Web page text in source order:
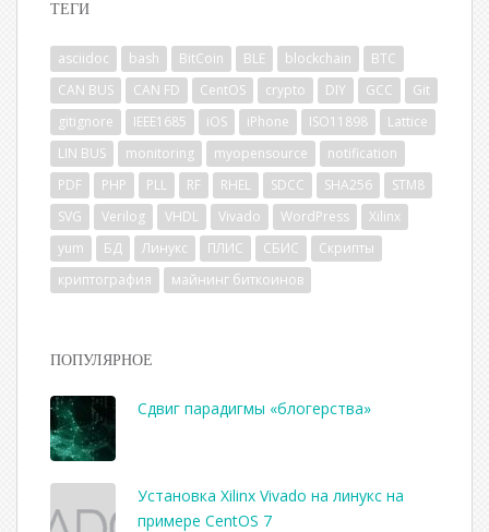
ТЕГИ
asciidoc bash BitCoin BLE blockchain
BTC
CAN BUS
CAN FD CentOS crypto DIY GCC
Git
gitignore
IEEE1685 iOS iPhone ISO11898
Lattice
LIN BUS
monitoring myopensource
notification
PDF
PHP PLL RF RHEL SDCC SHA256
STM8
SVG
Verilog VHDL Vivado WordPress
Xilinx
yum
БД Линукс ПЛИС СБИС
Скрипты
криптография
майнинг биткоинов
ПОПУЛЯРНОЕ
Сдвиг парадигмы «блогерства»
Установка Xilinx Vivado на линукс на
примере CentOS 7